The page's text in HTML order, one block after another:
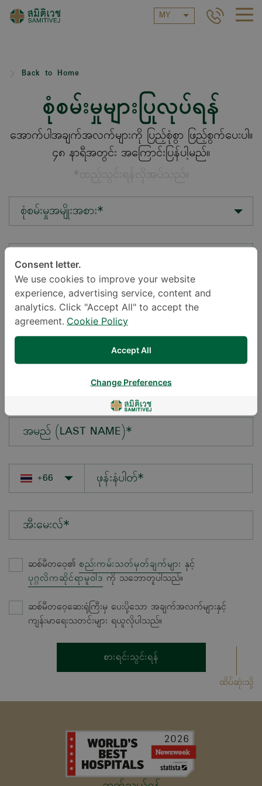
MY
Back to Home
စုံစမ်းမှုများပြုလုပ်ရန်
အောက်ပါအချက်အလက်များကို ပြည့်စုံစွာ ဖြည့်စွက်ပေးပါ။
၄၈ နာရီအတွင်း အကြောင်းပြန်ပါ့မည်။
*ထည့်သွင်းရန်လိုအပ်သည်။
စုံစမ်းမှုအမျိုးအစား*
တည်နေရာ*
မေးလိုသောမေးခွန်း*
အမည် (FIRST NAME)*
အမည် (LAST NAME)*
အီးမေးလ်*
ဆစ်မီတဝေ့၏ စည်းကမ်းသတ်မှတ်ချက်များ နှင့်
ပုဂ္ဂလိကဆိုင်ရာမူဝါဒ ကို သဘောတူပါသည်။
ဆစ်မီတဝေ့ဆေးရုံကြီးမှ ပေးပို့သော အချက်အလက်များနှင့်
ကျန်းမာရေးသတင်းများ ရယူလိုပါသည်။
စားရင်းသွင်းရန်
ထိပ်ဆုံးသို့
Consent letter.
We use cookies to improve your website
experience, advertising service, content and
analytics. Click "Accept All" to accept the
agreement. Cookie Policy
Accept All
Change Preferences